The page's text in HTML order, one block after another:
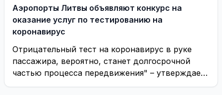
Аэропорты Литвы объявляют конкурс на
оказание услуг по тестированию на
коронавирус
Отрицательный тест на коронавирус в руке
пассажира, вероятно, станет долгосрочной
частью процесса передвижения" – утверждает
Д. Чюплис